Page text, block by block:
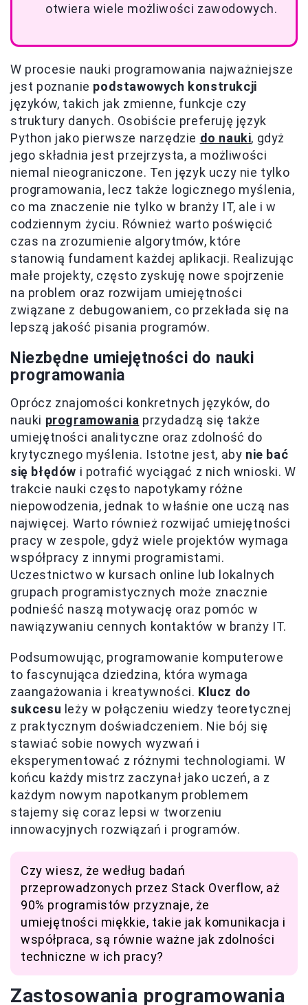
otwiera wiele możliwości zawodowych.
W procesie nauki programowania najważniejsze
jest poznanie podstawowych konstrukcji
języków, takich jak zmienne, funkcje czy
struktury danych. Osobiście preferuję język
Python jako pierwsze narzędzie do nauki, gdyż
jego składnia jest przejrzysta, a możliwości
niemal nieograniczone. Ten język uczy nie tylko
programowania, lecz także logicznego myślenia,
co ma znaczenie nie tylko w branży IT, ale i w
codziennym życiu. Również warto poświęcić
czas na zrozumienie algorytmów, które
stanowią fundament każdej aplikacji. Realizując
małe projekty, często zyskuję nowe spojrzenie
na problem oraz rozwijam umiejętności
związane z debugowaniem, co przekłada się na
lepszą jakość pisania programów.
Niezbędne umiejętności do nauki
programowania
Oprócz znajomości konkretnych języków, do
nauki programowania przydadzą się także
umiejętności analityczne oraz zdolność do
krytycznego myślenia. Istotne jest, aby nie bać
się błędów i potrafić wyciągać z nich wnioski. W
trakcie nauki często napotykamy różne
niepowodzenia, jednak to właśnie one uczą nas
najwięcej. Warto również rozwijać umiejętności
pracy w zespole, gdyż wiele projektów wymaga
współpracy z innymi programistami.
Uczestnictwo w kursach online lub lokalnych
grupach programistycznych może znacznie
podnieść naszą motywację oraz pomóc w
nawiązywaniu cennych kontaktów w branży IT.
Podsumowując, programowanie komputerowe
to fascynująca dziedzina, która wymaga
zaangażowania i kreatywności. Klucz do
sukcesu leży w połączeniu wiedzy teoretycznej
z praktycznym doświadczeniem. Nie bój się
stawiać sobie nowych wyzwań i
eksperymentować z różnymi technologiami. W
końcu każdy mistrz zaczynał jako uczeń, a z
każdym nowym napotkanym problemem
stajemy się coraz lepsi w tworzeniu
innowacyjnych rozwiązań i programów.
Czy wiesz, że według badań
przeprowadzonych przez Stack Overflow, aż
90% programistów przyznaje, że
umiejętności miękkie, takie jak komunikacja i
współpraca, są równie ważne jak zdolności
techniczne w ich pracy?
Zastosowania programowania